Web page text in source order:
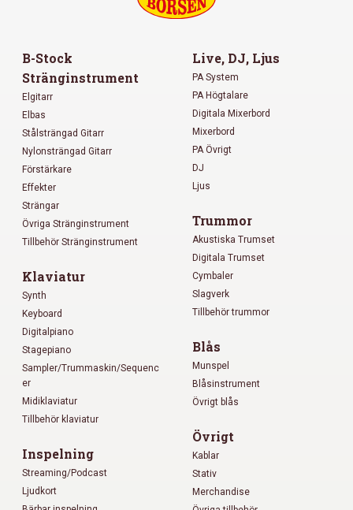
B-Stock
Stränginstrument
Elgitarr
Elbas
Stålsträngad Gitarr
Nylonsträngad Gitarr
Förstärkare
Effekter
Strängar
Övriga Stränginstrument
Tillbehör Stränginstrument
Klaviatur
Synth
Keyboard
Digitalpiano
Stagepiano
Sampler/Trummaskin/Sequenc
er
Midiklaviatur
Tillbehör klaviatur
Inspelning
Streaming/Podcast
Ljudkort
Live, DJ, Ljus
PA System
PA Högtalare
Digitala Mixerbord
Mixerbord
PA Övrigt
DJ
Ljus
Trummor
Akustiska Trumset
Digitala Trumset
Cymbaler
Slagverk
Tillbehör trummor
Blås
Munspel
Blåsinstrument
Övrigt blås
Övrigt
Kablar
Stativ
Merchandise